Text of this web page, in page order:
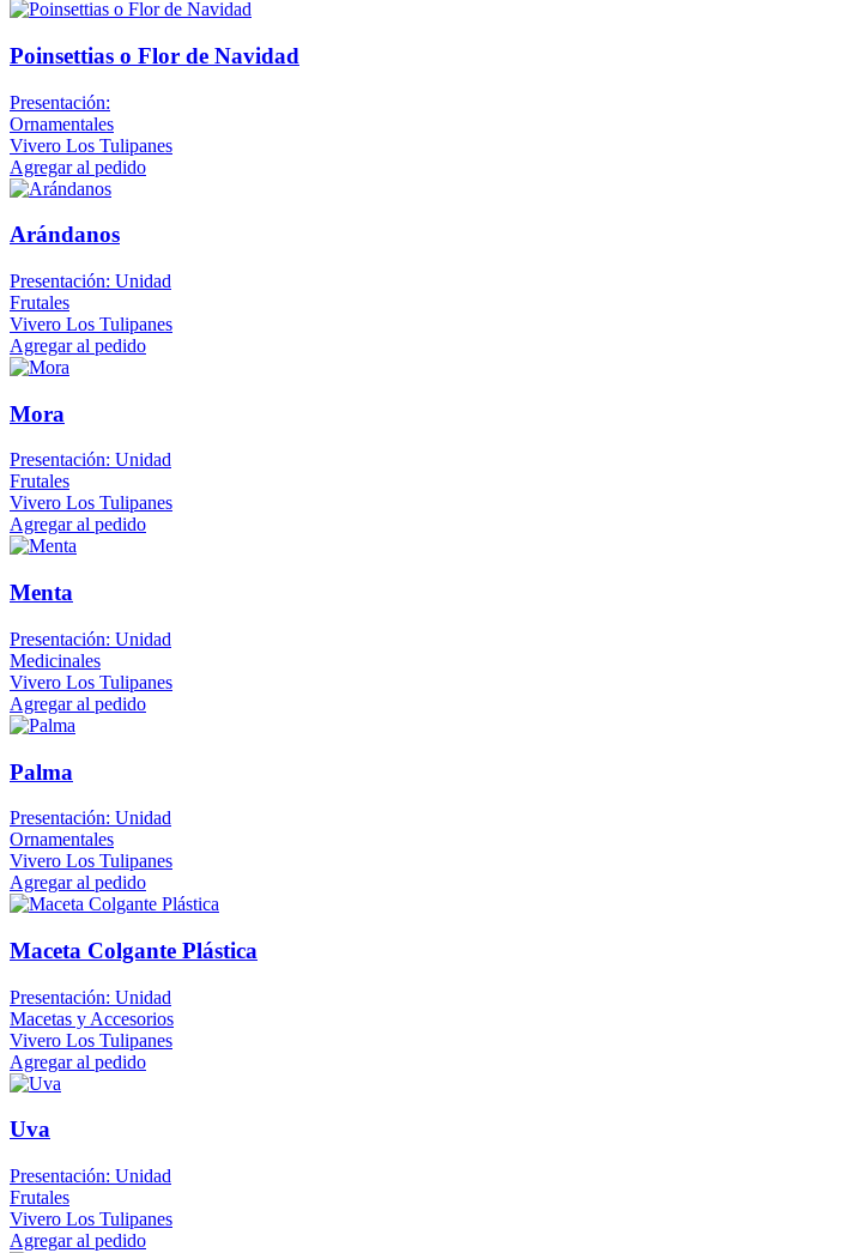
Poinsettias o Flor de Navidad
Presentación:
Ornamentales
Vivero Los Tulipanes
Agregar al pedido
Arándanos
Presentación: Unidad
Frutales
Vivero Los Tulipanes
Agregar al pedido
Mora
Presentación: Unidad
Frutales
Vivero Los Tulipanes
Agregar al pedido
Menta
Presentación: Unidad
Medicinales
Vivero Los Tulipanes
Agregar al pedido
Palma
Presentación: Unidad
Ornamentales
Vivero Los Tulipanes
Agregar al pedido
Maceta Colgante Plástica
Presentación: Unidad
Macetas y Accesorios
Vivero Los Tulipanes
Agregar al pedido
Uva
Presentación: Unidad
Frutales
Vivero Los Tulipanes
Agregar al pedido